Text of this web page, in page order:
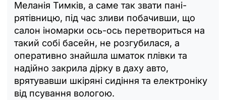
Меланія Тимків, а саме так звати пані-
рятівницю, під час зливи побачивши, що
салон іномарки ось-ось перетвориться на
такий собі басейн, не розгубилася, а
оперативно знайшла шматок плівки та
надійно закрила дірку в даху авто,
врятувавши шкіряні сидіння та електроніку
від псування вологою.